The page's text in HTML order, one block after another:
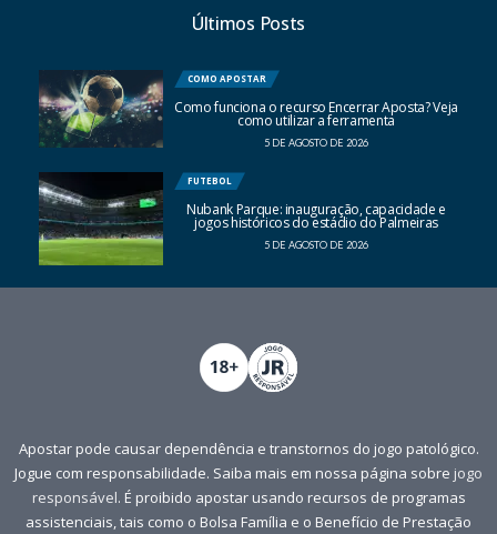
Últimos Posts
COMO APOSTAR
Como funciona o recurso Encerrar Aposta? Veja
como utilizar a ferramenta
5 DE AGOSTO DE 2026
FUTEBOL
Nubank Parque: inauguração, capacidade e
jogos históricos do estádio do Palmeiras
5 DE AGOSTO DE 2026
Apostar pode causar dependência e transtornos do jogo patológico.
Jogue com responsabilidade. Saiba mais em nossa página sobre jogo
responsável. É proibido apostar usando recursos de programas
assistenciais, tais como o Bolsa Família e o Benefício de Prestação